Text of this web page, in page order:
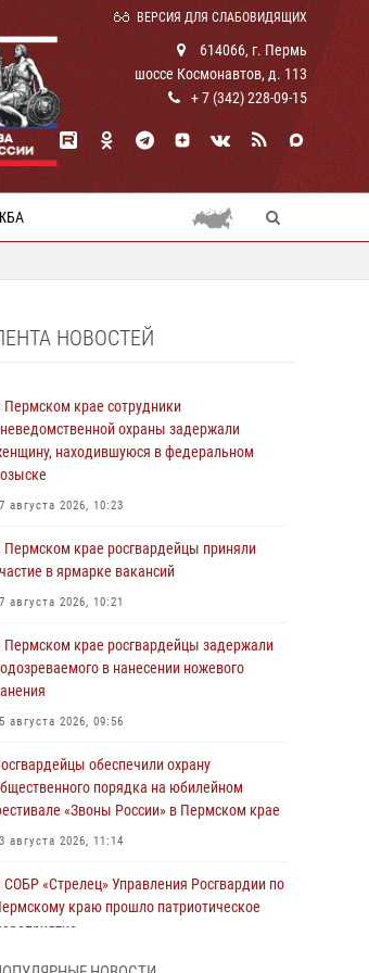
ВЕРСИЯ ДЛЯ СЛАБОВИДЯЩИХ
614066, г. Пермь
шоссе Космонавтов, д. 113
+ 7 (342) 228-09-15
НОВОСТЕЙ
Пермском крае сотрудники
охраны задержали
находившуюся в федеральном
августа 2026, 10:23
Пермском крае росгвардейцы приняли
в ярмарке вакансий
августа 2026, 10:21
Пермском крае росгвардейцы задержали
в нанесении ножевого
августа 2026, 09:56
обеспечили охрану
порядка на юбилейном
«Звоны России» в Пермском крае
августа 2026, 11:14
СОБР «Стрелец» Управления Росгвардии по
краю прошло патриотическое